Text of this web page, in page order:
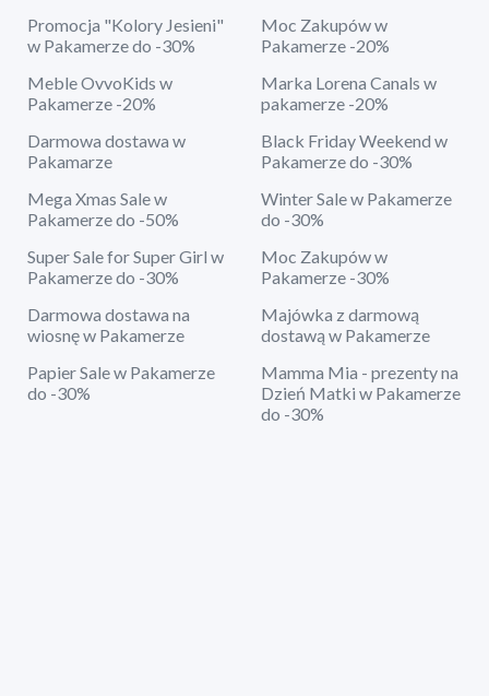
Promocja "Kolory Jesieni"
w Pakamerze do -30%
Moc Zakupów w
Pakamerze -20%
Meble OvvoKids w
Pakamerze -20%
Marka Lorena Canals w
pakamerze -20%
Darmowa dostawa w
Pakamarze
Black Friday Weekend w
Pakamerze do -30%
Mega Xmas Sale w
Pakamerze do -50%
Winter Sale w Pakamerze
do -30%
Super Sale for Super Girl w
Pakamerze do -30%
Moc Zakupów w
Pakamerze -30%
Darmowa dostawa na
wiosnę w Pakamerze
Majówka z darmową
dostawą w Pakamerze
Papier Sale w Pakamerze
do -30%
Mamma Mia - prezenty na
Dzień Matki w Pakamerze
do -30%